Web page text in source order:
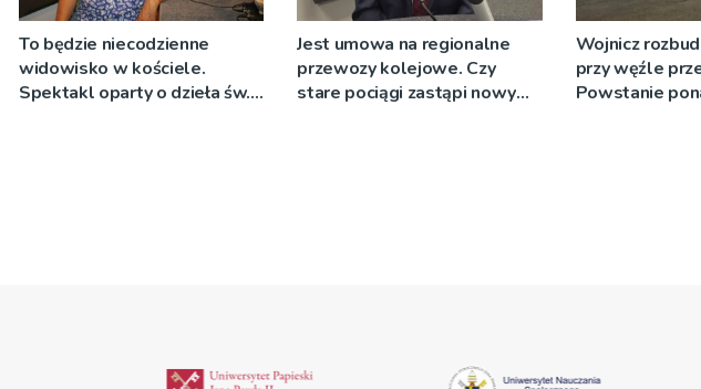
To będzie niecodzienne
widowisko w kościele.
Spektakl oparty o dzieła św.
Jest umowa na regionalne
przewozy kolejowe. Czy
stare pociągi zastąpi nowy
Wojnicz
przy węźle
Powstanie